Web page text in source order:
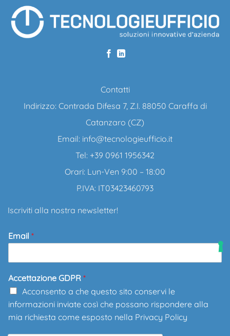
Contatti
Indirizzo: Contrada Difesa 7, Z.I. 88050 Caraffa di
Catanzaro (CZ)
Email: info@tecnologieufficio.it
Tel: +39 0961 1956342
Orari: Lun-Ven 9:00 – 18:00
P.IVA: IT03423460793
Iscriviti alla nostra newsletter!
Email *
Accettazione GDPR *
Acconsento a che questo sito conservi le
informazioni inviate così che possano rispondere alla
mia richiesta come esposto nella Privacy Policy